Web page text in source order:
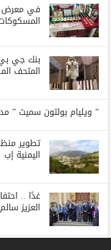
في معرض
بنك جي
المتحف
” ويليام بولتون سميث ”
تطوير
اليمنية إب
غدًا ..
العزيز